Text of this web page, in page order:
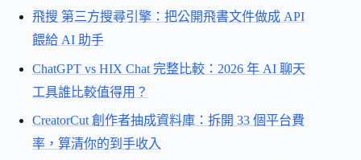
飛搜 第三方搜尋引擎：把公開飛書文件做成 API
餵給 AI 助手
ChatGPT vs HIX Chat 完整比較：2026 年 AI 聊天
工具誰比較值得用？
CreatorCut 創作者抽成資料庫：拆開 33 個平台費
率，算清你的到手收入